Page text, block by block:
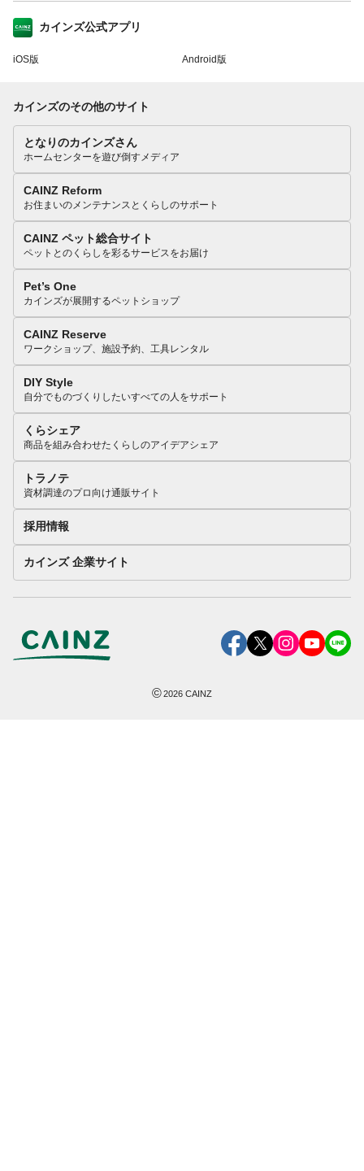
カインズ公式アプリ
iOS版 Android版
カインズのその他のサイト
となりのカインズさん
ホームセンターを遊び倒すメディア
CAINZ Reform
お住まいのメンテナンスとくらしのサポート
CAINZ ペット総合サイト
ペットとのくらしを彩るサービスをお届け
Pet’s One
カインズが展開するペットショップ
CAINZ Reserve
ワークショップ、施設予約、工具レンタル
DIY Style
自分でものづくりしたいすべての人をサポート
くらシェア
商品を組み合わせたくらしのアイデアシェア
トラノテ
資材調達のプロ向け通販サイト
採用情報
カインズ 企業サイト
©2026 CAINZ